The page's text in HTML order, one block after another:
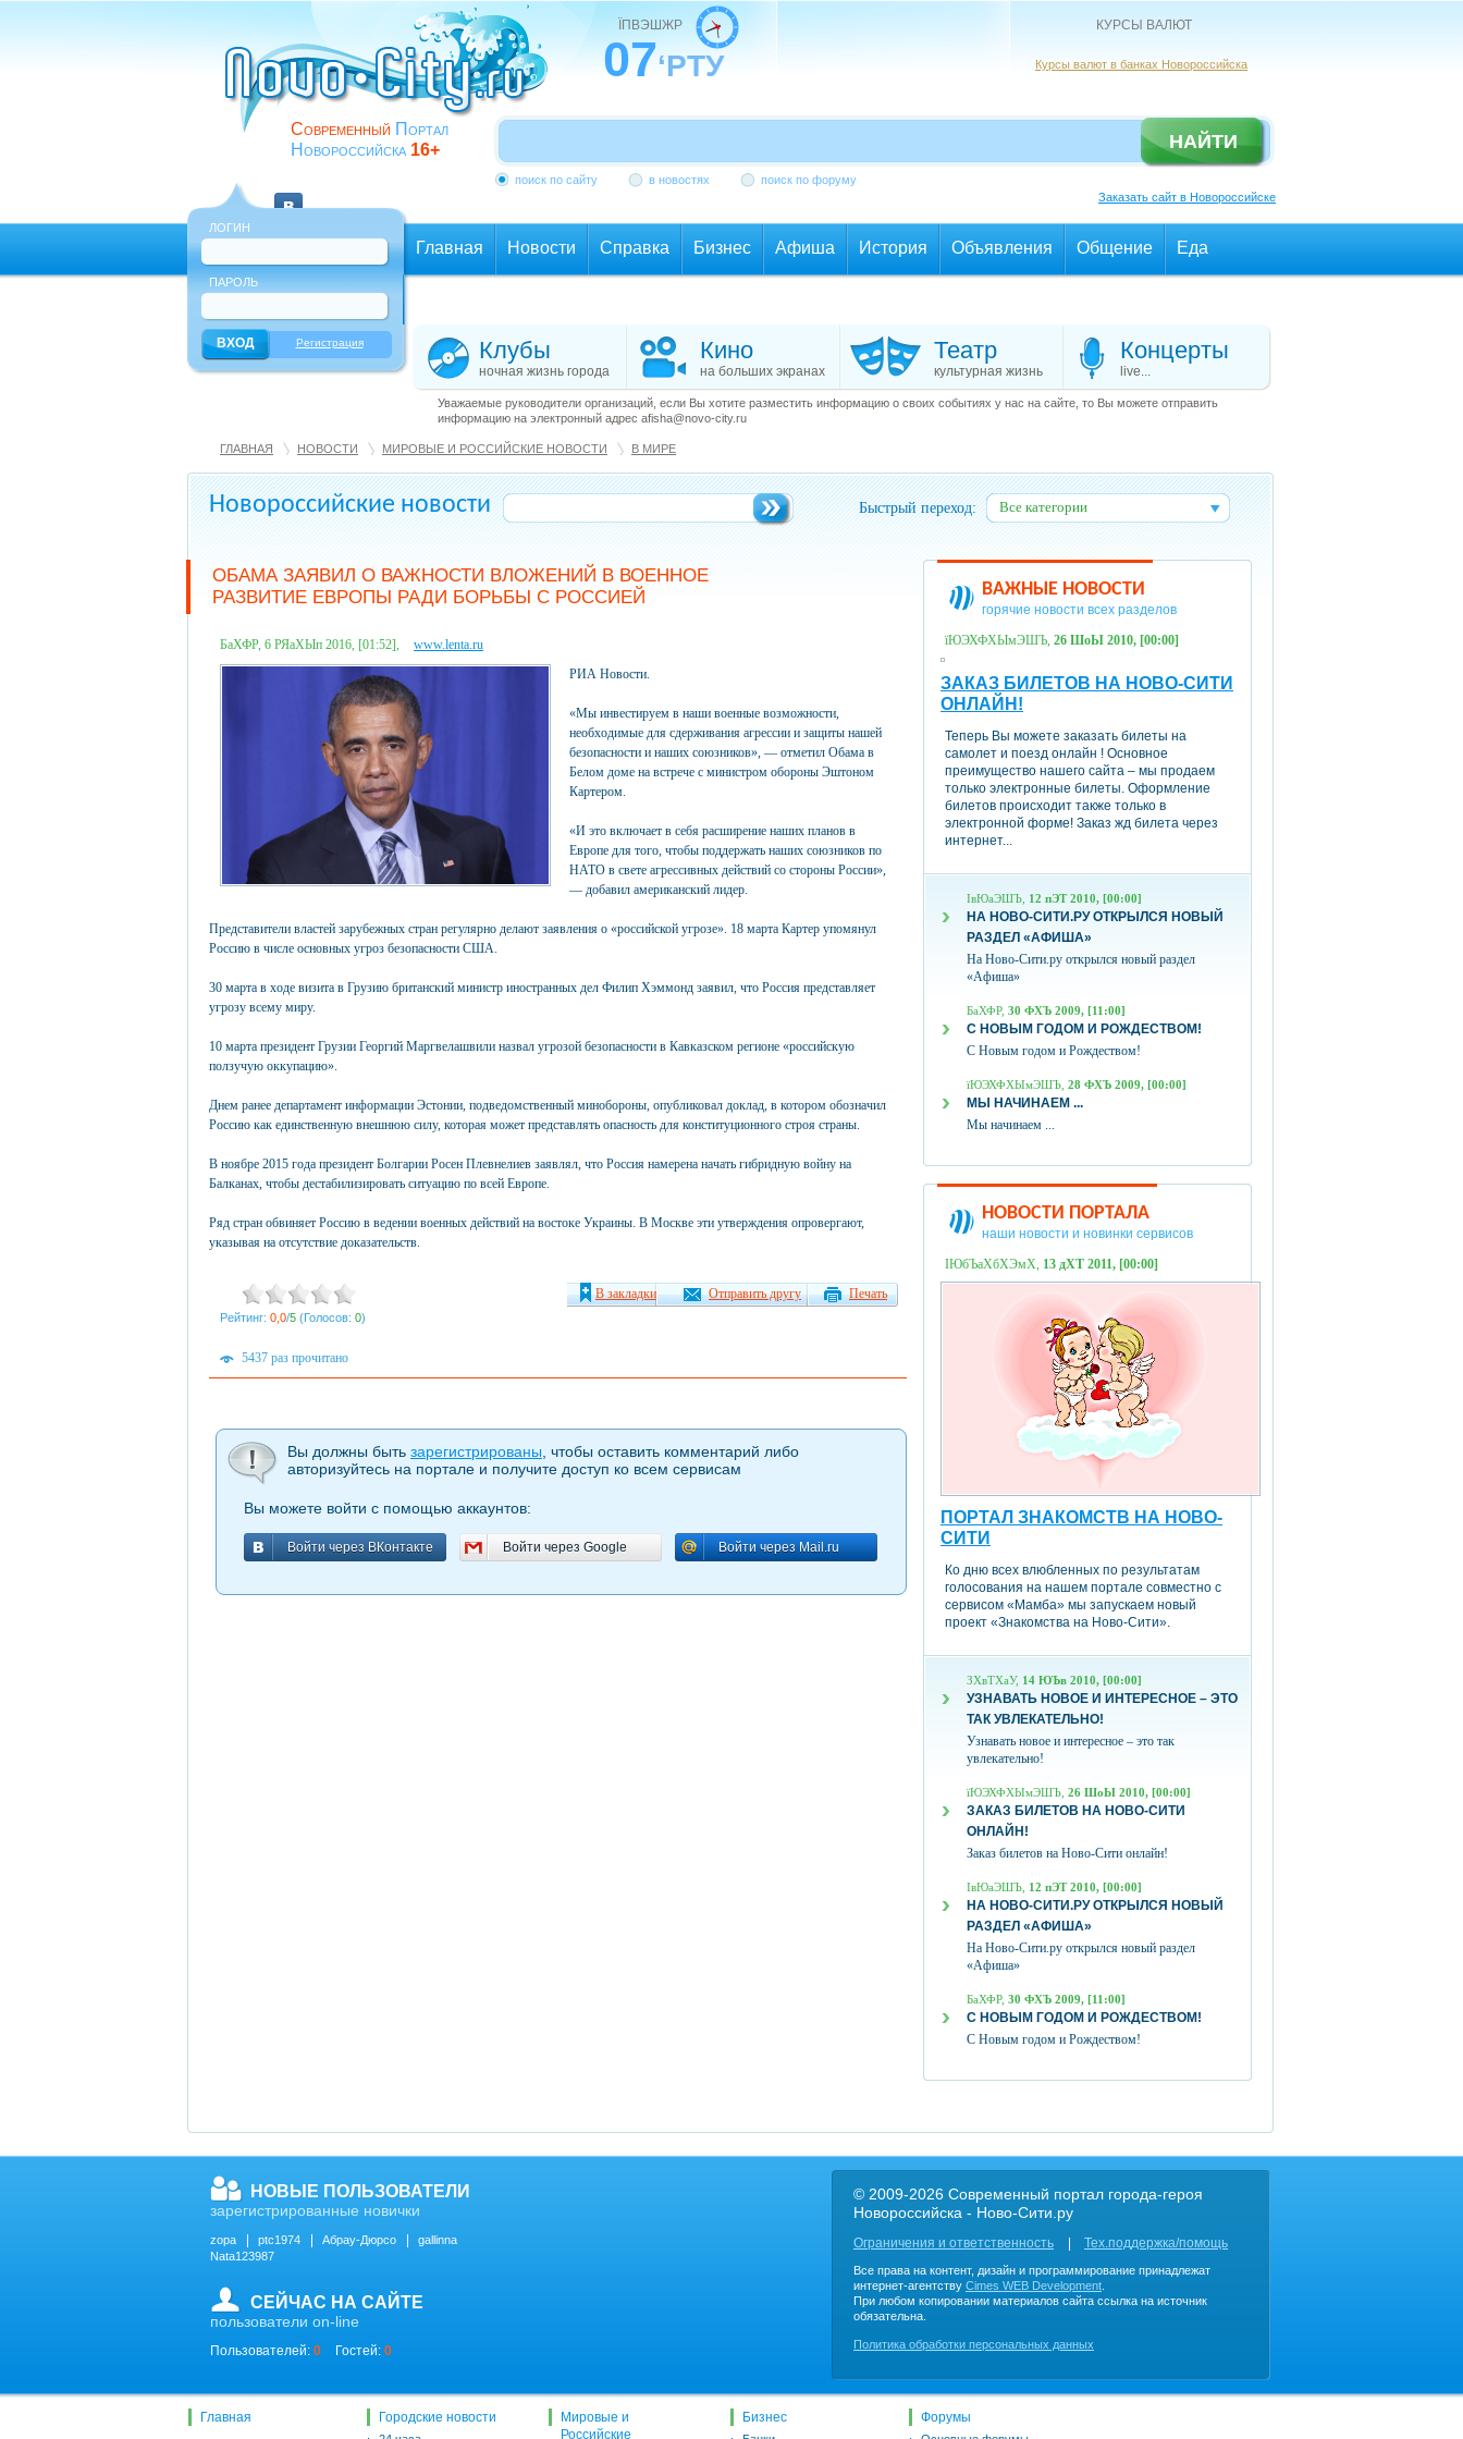
Современный Портал
Новороссийска 16+
ЇПВЭШЖР
07‘РТУ
КУРСЫ ВАЛЮТ
Курсы валют в банках Новороссийска
поиск по сайту в новостях
поиск по форуму
Заказать сайт в Новороссийске
ЛОГИН
ПАРОЛЬ
Регистрация
Главная Новости Справка Бизнес Афиша История Объявления Общение Еда
Клубы
ночная жизнь города
Кино
на больших экранах
Театр
культурная жизнь
Концерты
live...
Уважаемые руководители организаций, если Вы хотите разместить информацию о своих событиях у нас на сайте, то Вы можете отправить
информацию на электронный адрес afisha@novo-city.ru
ГЛАВНАЯ НОВОСТИ МИРОВЫЕ И РОССИЙСКИЕ НОВОСТИ В МИРЕ
Новороссийские новости Быстрый переход: Все категории
ОБАМА ЗАЯВИЛ О ВАЖНОСТИ ВЛОЖЕНИЙ В ВОЕННОЕ
РАЗВИТИЕ ЕВРОПЫ РАДИ БОРЬБЫ С РОССИЕЙ
БаХФР, 6 РЯаХЫп 2016, [01:52],
www.lenta.ru
РИА Новости.
«Мы инвестируем в наши военные возможности,
необходимые для сдерживания агрессии и защиты нашей
безопасности и наших союзников», — отметил Обама в
Белом доме на встрече с министром обороны Эштоном
Картером.
«И это включает в себя расширение наших планов в
Европе для того, чтобы поддержать наших союзников по
НАТО в свете агрессивных действий со стороны России»,
— добавил американский лидер.
Представители властей зарубежных стран регулярно делают заявления о «российской угрозе». 18 марта Картер упомянул
Россию в числе основных угроз безопасности США.
30 марта в ходе визита в Грузию британский министр иностранных дел Филип Хэммонд заявил, что Россия представляет
угрозу всему миру.
10 марта президент Грузии Георгий Маргвелашвили назвал угрозой безопасности в Кавказском регионе «российскую
ползучую оккупацию».
Днем ранее департамент информации Эстонии, подведомственный минобороны, опубликовал доклад, в котором обозначил
Россию как единственную внешнюю силу, которая может представлять опасность для конституционного строя страны.
В ноябре 2015 года президент Болгарии Росен Плевнелиев заявлял, что Россия намерена начать гибридную войну на
Балканах, чтобы дестабилизировать ситуацию по всей Европе.
Ряд стран обвиняет Россию в ведении военных действий на востоке Украины. В Москве эти утверждения опровергают,
указывая на отсутствие доказательств.
Рейтинг: 0,0/5 (Голосов: 0)
В закладки Отправить другу Печать
5437 раз прочитано
Вы должны быть зарегистрированы , чтобы оставить комментарий либо
авторизуйтесь на портале и получите доступ ко всем сервисам
Вы можете войти с помощью аккаунтов:
Войти через ВКонтакте
Войти через ВКонтакте Войти через Google
Войти через Google Войти через Mail.ru
Войти через Mail.ru
ВАЖНЫЕ НОВОСТИ
горячие новости всех разделов
їЮЭХФХЫмЭШЪ, 26 ШоЫ 2010, [00:00]
ЗАКАЗ БИЛЕТОВ НА НОВО-СИТИ
ОНЛАЙН!
Теперь Вы можете заказать билеты на
самолет и поезд онлайн ! Основное
преимущество нашего сайта – мы продаем
только электронные билеты. Оформление
билетов происходит также только в
электронной форме! Заказ жд билета через
интернет...
ІвЮаЭШЪ, 12 пЭТ 2010, [00:00]
НА НОВО-СИТИ.РУ ОТКРЫЛСЯ НОВЫЙ
РАЗДЕЛ «АФИША»
На Ново-Сити.ру открылся новый раздел
«Афиша»
БаХФР, 30 ФХЪ 2009, [11:00]
С НОВЫМ ГОДОМ И РОЖДЕСТВОМ!
С Новым годом и Рождеством!
їЮЭХФХЫмЭШЪ, 28 ФХЪ 2009, [00:00]
МЫ НАЧИНАЕМ ...
Мы начинаем ...
НОВОСТИ ПОРТАЛА
наши новости и новинки сервисов
ІЮбЪаХбХЭмХ, 13 дХТ 2011, [00:00]
ПОРТАЛ ЗНАКОМСТВ НА НОВО-
СИТИ
Ко дню всех влюбленных по результатам
голосования на нашем портале совместно с
сервисом «Мамба» мы запускаем новый
проект «Знакомства на Ново-Сити».
ЗХвТХаУ, 14 ЮЪв 2010, [00:00]
УЗНАВАТЬ НОВОЕ И ИНТЕРЕСНОЕ – ЭТО
ТАК УВЛЕКАТЕЛЬНО!
Узнавать новое и интересное – это так
увлекательно!
їЮЭХФХЫмЭШЪ, 26 ШоЫ 2010, [00:00]
ЗАКАЗ БИЛЕТОВ НА НОВО-СИТИ
ОНЛАЙН!
Заказ билетов на Ново-Сити онлайн!
ІвЮаЭШЪ, 12 пЭТ 2010, [00:00]
НА НОВО-СИТИ.РУ ОТКРЫЛСЯ НОВЫЙ
РАЗДЕЛ «АФИША»
На Ново-Сити.ру открылся новый раздел
«Афиша»
БаХФР, 30 ФХЪ 2009, [11:00]
С НОВЫМ ГОДОМ И РОЖДЕСТВОМ!
С Новым годом и Рождеством!
© 2009-2026 Современный портал города-героя
Новороссийска - Ново-Сити.ру
Ограничения и ответственность Тех.поддержка/помощь
Все права на контент, дизайн и программирование принадлежат
интернет-агентству Cimes WEB Development
При любом копировании материалов сайта ссылка на источник
обязательна.
Политика обработки персональных данных
НОВЫЕ ПОЛЬЗОВАТЕЛИ
зарегистрированные новички
zopa ptc1974 Абрау-Дюрсо
gallinna
Nata123987
СЕЙЧАС НА САЙТЕ
пользователи on-line
Пользователей: 0 Гостей: 0
Главная Городские новости
Мировые и
Российские
Бизнес Форумы